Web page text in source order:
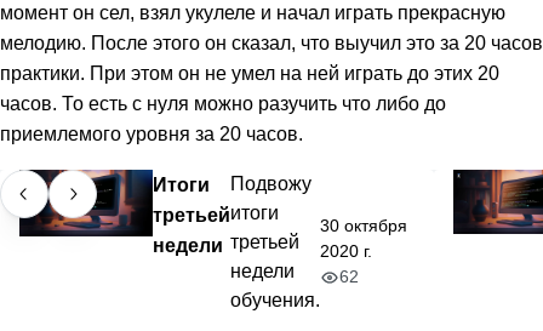
момент он сел, взял укулеле и начал играть прекрасную
мелодию. После этого он сказал, что выучил это за 20 часов
практики. При этом он не умел на ней играть до этих 20
часов. То есть с нуля можно разучить что либо до
приемлемого уровня за 20 часов.
Итоги
третьей
недели
Подвожу
итоги
третьей
недели
обучения.
30 октября
2020 г.
62